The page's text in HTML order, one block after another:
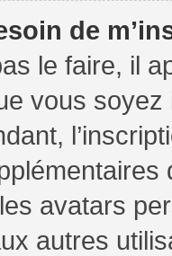
de
le faire, il
vous
avatars
autres